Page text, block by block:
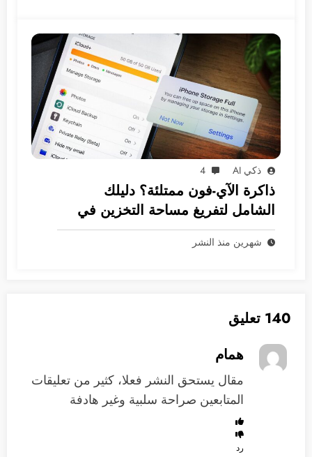
ذكي AI 4
ذاكرة الآي-فون ممتلئة؟ دليلك
الشامل لتفريغ مساحة التخزين في
نظام iOS
شهرين منذ النشر
140 تعليق
همام
مقال يستحق النشر فعلا، كثير من تعليقات
المتابعين صراحة سلبية وغير هادفة
رد